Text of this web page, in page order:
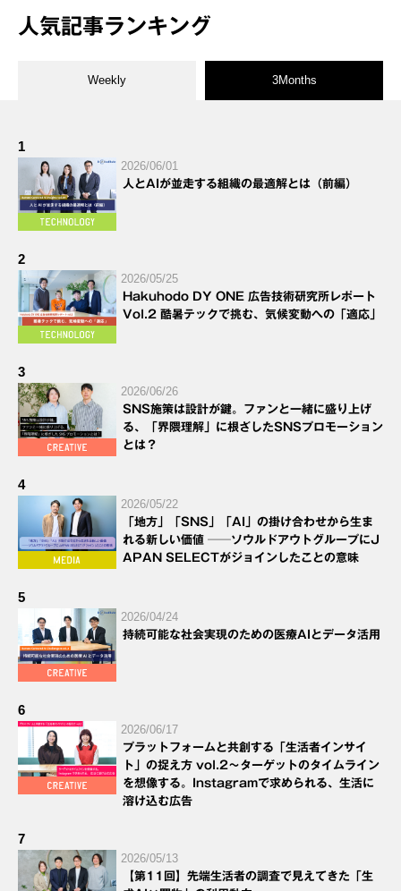
人気記事ランキング
Weekly 3Months
1
2026/06/01
人とAIが並走する組織の最適解とは（前編）
2
2026/05/25
Hakuhodo DY ONE 広告技術研究所レポート
Vol.2 酷暑テックで挑む、気候変動への「適応」
3
2026/06/26
SNS施策は設計が鍵。ファンと一緒に盛り上げ
る、「界隈理解」に根ざしたSNSプロモーション
とは？
4
2026/05/22
「地方」「SNS」「AI」の掛け合わせから生ま
れる新しい価値 ──ソウルドアウトグループにJ
APAN SELECTがジョインしたことの意味
5
2026/04/24
持続可能な社会実現のための医療AIとデータ活用
6
2026/06/17
プラットフォームと共創する「生活者インサイ
ト」の捉え方 vol.2～ターゲットのタイムライン
を想像する。Instagramで求められる、生活に
溶け込む広告
7
2026/05/13
【第11回】先端生活者の調査で見えてきた「生